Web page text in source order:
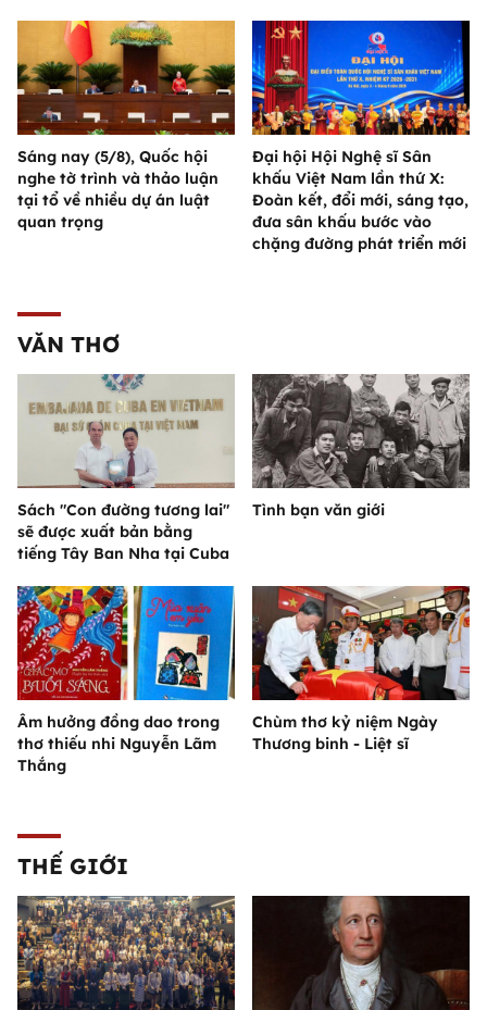
Sáng nay (5/8), Quốc hội
nghe tờ trình và thảo luận
tại tổ về nhiều dự án luật
quan trọng
Đại hội Hội Nghệ sĩ Sân
khấu Việt Nam lần thứ X:
Đoàn kết, đổi mới, sáng tạo,
đưa sân khấu bước vào
chặng đường phát triển mới
VĂN THƠ
Sách "Con đường tương lai"
sẽ được xuất bản bằng
tiếng Tây Ban Nha tại Cuba
Tình bạn văn giới
Âm hưởng đồng dao trong
thơ thiếu nhi Nguyễn Lãm
Thắng
Chùm thơ kỷ niệm Ngày
Thương binh - Liệt sĩ
THẾ GIỚI